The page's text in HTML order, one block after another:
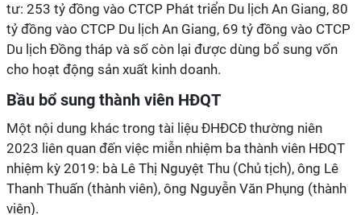
tư: 253 tỷ đồng vào CTCP Phát triển Du lịch An Giang, 80
tỷ đồng vào CTCP Du lịch An Giang, 69 tỷ đồng vào CTCP
Du lịch Đồng tháp và số còn lại được dùng bổ sung vốn
cho hoạt động sản xuất kinh doanh.
Bầu bổ sung thành viên HĐQT
Một nội dung khác trong tài liệu ĐHĐCĐ thường niên
2023 liên quan đến việc miễn nhiệm ba thành viên HĐQT
nhiệm kỳ 2019: bà Lê Thị Nguyệt Thu (Chủ tịch), ông Lê
Thanh Thuấn (thành viên), ông Nguyễn Văn Phụng (thành
viên).